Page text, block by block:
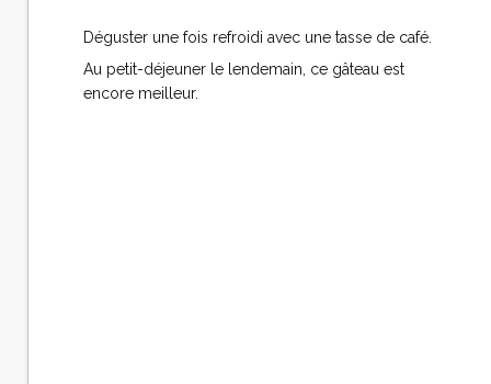
Déguster une fois refroidi avec une tasse de café.
Au petit-déjeuner le lendemain, ce gâteau est
encore meilleur.